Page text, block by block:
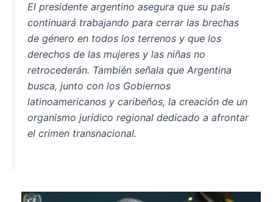
b
o
o
k
A
p
p
El presidente argentino asegura que su país
continuará trabajando para cerrar las brechas
de género en todos los terrenos y que los
derechos de las mujeres y las niñas no
retrocederán. También señala que Argentina
busca, junto con los Gobiernos
latinoamericanos y caribeños, la creación de un
organismo jurídico regional dedicado a afrontar
el crimen transnacional.